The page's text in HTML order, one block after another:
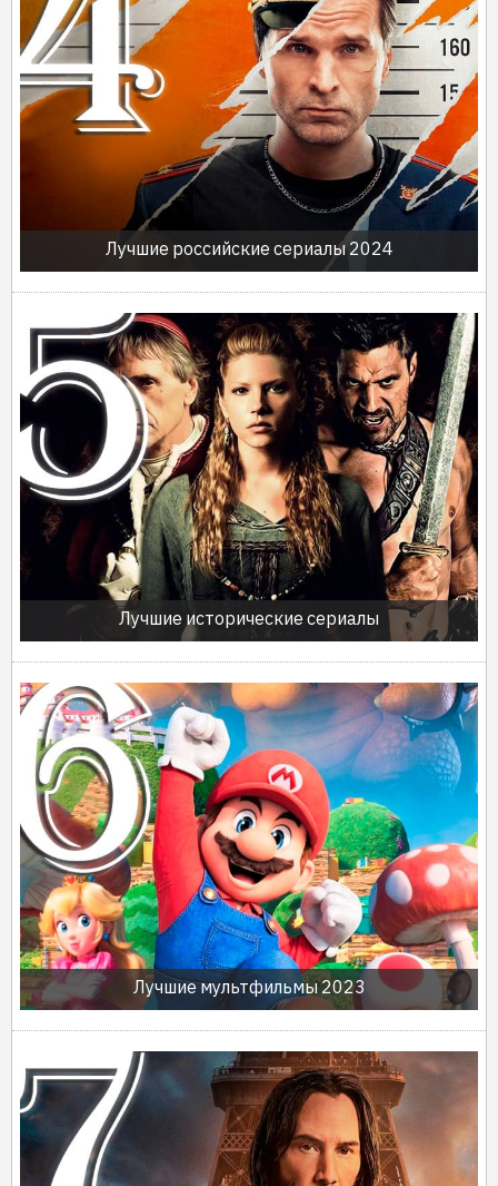
Лучшие российские сериалы 2024
Лучшие исторические сериалы
Лучшие мультфильмы 2023